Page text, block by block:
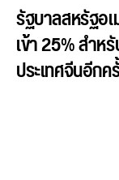
รัฐบาลสหรัฐอเ
เข้า 25% สำ
ประเทศจีนอีกค